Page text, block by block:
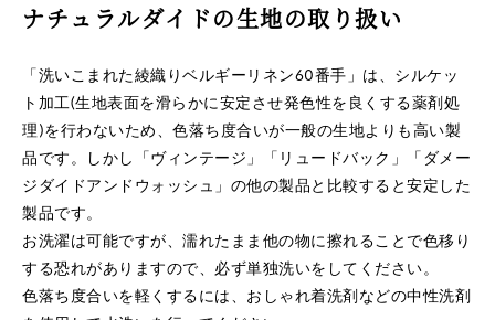
ナチュラルダイドの生地の取り扱い
「洗いこまれた綾織りベルギーリネン60番手」は、シルケッ
ト加工(生地表面を滑らかに安定させ発色性を良くする薬剤処
理)を行わないため、色落ち度合いが一般の生地よりも高い製
品です。しかし「ヴィンテージ」「リュードバック」「ダメー
ジダイドアンドウォッシュ」の他の製品と比較すると安定した
製品です。
お洗濯は可能ですが、濡れたまま他の物に擦れることで色移り
する恐れがありますので、必ず単独洗いをしてください。
色落ち度合いを軽くするには、おしゃれ着洗剤などの中性洗剤